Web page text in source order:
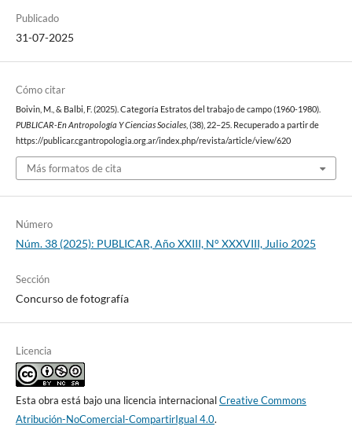
Publicado
31-07-2025
Cómo citar
Boivin, M., & Balbi, F. (2025). Categoría Estratos del trabajo de campo (1960-1980).
PUBLICAR-En Antropología Y Ciencias Sociales, (38), 22–25. Recuperado a partir de
https://publicar.cgantropologia.org.ar/index.php/revista/article/view/620
Más formatos de cita
Número
Núm. 38 (2025): PUBLICAR, Año XXIII, N° XXXVIII, Julio 2025
Sección
Concurso de fotografía
Licencia
Esta obra está bajo una licencia internacionalCreative Commons
Atribución-NoComercial-CompartirIgual 4.0.